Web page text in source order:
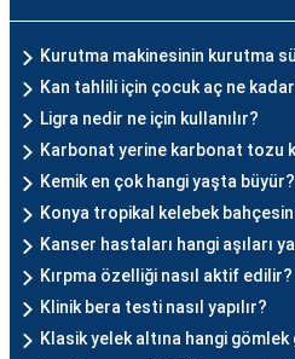
Kurutma makinesinin kurutma
Kan tahlili için çocuk aç ne
Ligra nedir ne için kullanılır?
Karbonat yerine karbonat tozu
Kemik en çok hangi yaşta büyür?
Konya tropikal kelebek
Kanser hastaları hangi aşıları
Kırpma özelliği nasıl aktif edilir?
Klinik bera testi nasıl yapılır?
Klasik yelek altına hangi gömlek